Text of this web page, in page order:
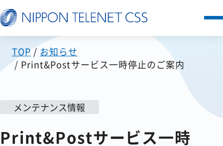
サービス一覧
お客様の声
TOP
お知らせ
Print&Postサービス一時停止のご案内
メンテナンス情報
Print&Postサービス一時